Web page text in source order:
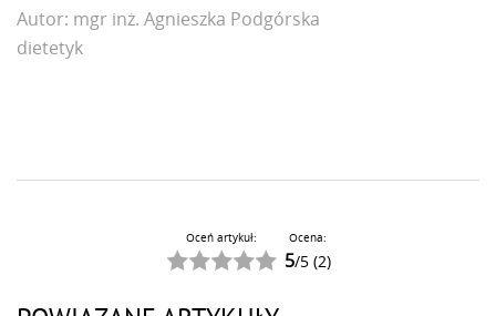
Autor: mgr inż. Agnieszka Podgórska
dietetyk
Oceń artykuł: Ocena:
5/5(2)